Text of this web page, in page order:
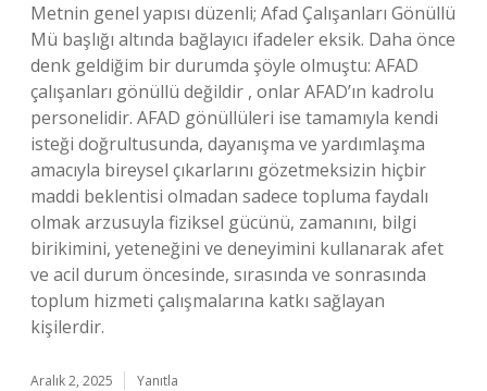
Metnin genel yapısı düzenli; Afad Çalışanları Gönüllü
Mü başlığı altında bağlayıcı ifadeler eksik. Daha önce
denk geldiğim bir durumda şöyle olmuştu: AFAD
çalışanları gönüllü değildir , onlar AFAD’ın kadrolu
personelidir. AFAD gönüllüleri ise tamamıyla kendi
isteği doğrultusunda, dayanışma ve yardımlaşma
amacıyla bireysel çıkarlarını gözetmeksizin hiçbir
maddi beklentisi olmadan sadece topluma faydalı
olmak arzusuyla fiziksel gücünü, zamanını, bilgi
birikimini, yeteneğini ve deneyimini kullanarak afet
ve acil durum öncesinde, sırasında ve sonrasında
toplum hizmeti çalışmalarına katkı sağlayan
kişilerdir.
Aralık 2, 2025 Yanıtla